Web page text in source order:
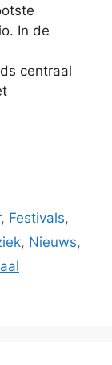
In de
centraal
, Festivals,
, Nieuws,